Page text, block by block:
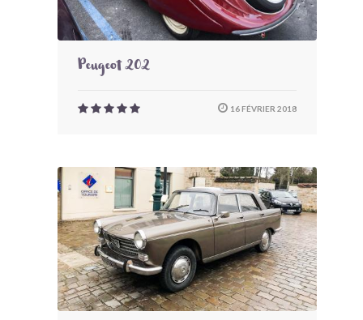
Peugeot 202
16 FÉVRIER 2018